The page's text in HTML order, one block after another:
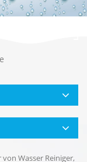
Wasser Reiniger,